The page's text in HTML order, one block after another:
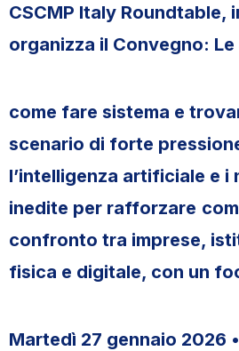
CSCMP Italy Roundtable,
organizza il Convegno:
come fare sistema e
scenario di forte
l’intelligenza artificiale e
inedite per rafforzare
confronto tra imprese,
fisica e digitale, con un
Martedì 27 gennaio 2026